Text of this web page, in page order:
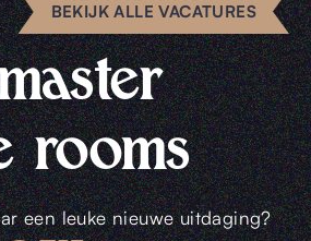
BEKIJK ALLE VACATURES
rooms
een leuke nieuwe uitdaging?